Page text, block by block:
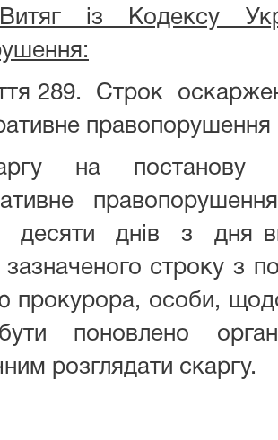
Витяг із Кодексу
289. Строк
правопорушення
на
десяти днів з дня
зазначеного строку з
прокурора, особи,
поновлено
розглядати скаргу.